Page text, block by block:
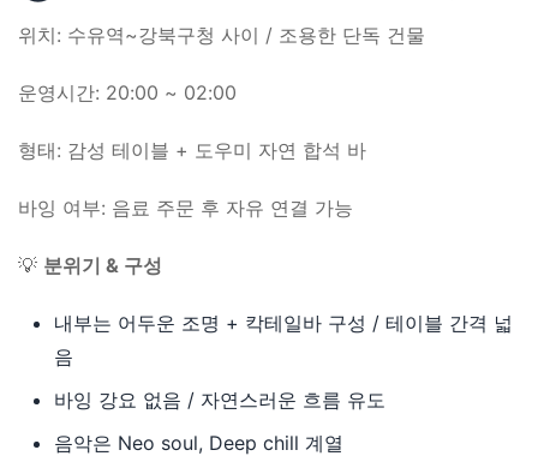
위치: 수유역~강북구청 사이 / 조용한 단독 건물
운영시간: 20:00 ~ 02:00
형태: 감성 테이블 + 도우미 자연 합석 바
바잉 여부: 음료 주문 후 자유 연결 가능
💡 분위기 & 구성
내부는 어두운 조명 + 칵테일바 구성 / 테이블 간격 넓
음
바잉 강요 없음 / 자연스러운 흐름 유도
음악은 Neo soul, Deep chill 계열